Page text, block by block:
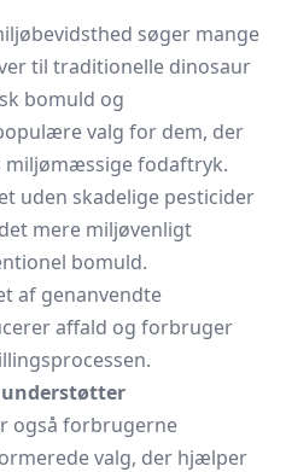
søger mange
til traditionelle dinosaur
bomuld og
valg for dem, der
miljømæssige fodaftryk.
uden skadelige pesticider
mere miljøvenligt
bomuld.
af genanvendte
affald og forbruger
understøtter
også forbrugerne
valg, der hjælper